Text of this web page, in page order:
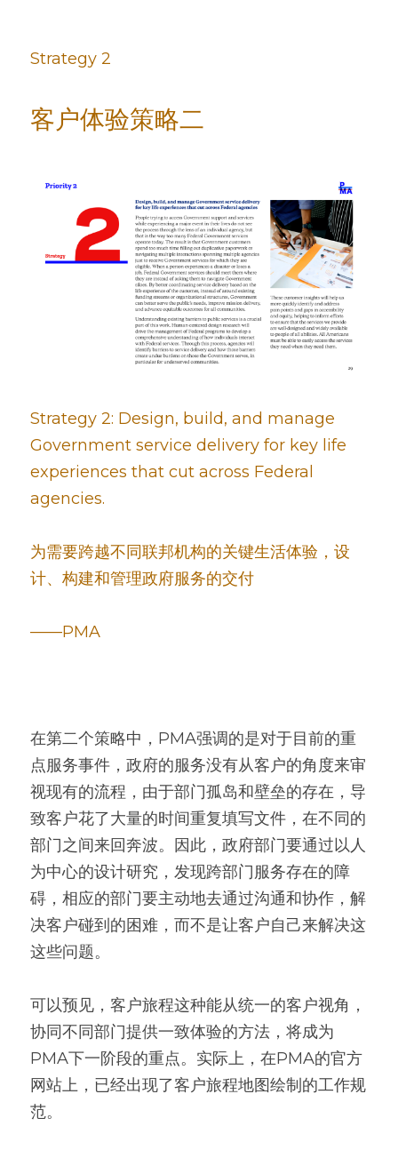
Strategy 2
客户体验策略二
Strategy 2: Design, build, and manage
Government service delivery for key life
experiences that cut across Federal
agencies.
为需要跨越不同联邦机构的关键生活体验，设
计、构建和管理政府服务的交付
——PMA
在第二个策略中，PMA强调的是对于目前的重
点服务事件，政府的服务没有从客户的角度来审
视现有的流程，由于部门孤岛和壁垒的存在，导
致客户花了大量的时间重复填写文件，在不同的
部门之间来回奔波。因此，政府部门要通过以人
为中心的设计研究，发现跨部门服务存在的障
碍，相应的部门要主动地去通过沟通和协作，解
决客户碰到的困难，而不是让客户自己来解决这
这些问题。
可以预见，客户旅程这种能从统一的客户视角，
协同不同部门提供一致体验的方法，将成为
PMA下一阶段的重点。实际上，在PMA的官方
网站上，已经出现了客户旅程地图绘制的工作规
范。